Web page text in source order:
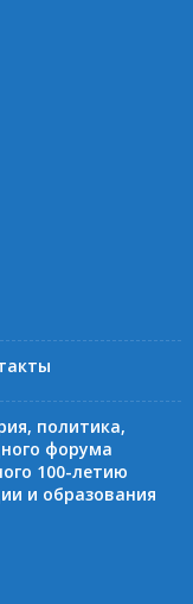
политика,
форума
100-летию
и образования